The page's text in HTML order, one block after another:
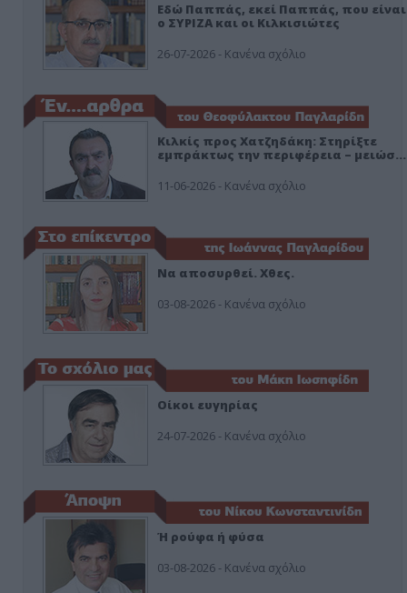
Εδώ Παππάς, εκεί Παππάς, που είναι
ο ΣΥΡΙΖΑ και οι Κιλκισιώτες
26-07-2026 - Κανένα σχόλιο
Κιλκίς προς Χατζηδάκη: Στηρίξτε
εμπράκτως την περιφέρεια – μειώσ…
11-06-2026 - Κανένα σχόλιο
Να αποσυρθεί. Χθες.
03-08-2026 - Κανένα σχόλιο
Οίκοι ευγηρίας
24-07-2026 - Κανένα σχόλιο
Ή ρούφα ή φύσα
03-08-2026 - Κανένα σχόλιο